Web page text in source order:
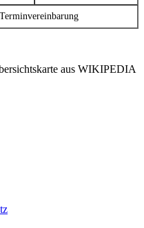
Terminvereinbarung